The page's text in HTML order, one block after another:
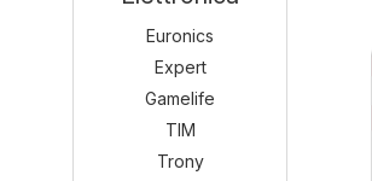
Euronics
Expert
Gamelife
TIM
Trony